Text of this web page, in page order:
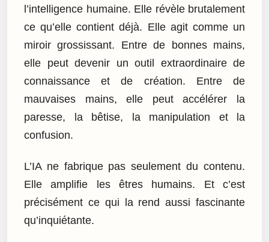
l’intelligence humaine. Elle révèle brutalement
ce qu’elle contient déjà. Elle agit comme un
miroir grossissant. Entre de bonnes mains,
elle peut devenir un outil extraordinaire de
connaissance et de création. Entre de
mauvaises mains, elle peut accélérer la
paresse, la bêtise, la manipulation et la
confusion.
L’IA ne fabrique pas seulement du contenu.
Elle amplifie les êtres humains. Et c’est
précisément ce qui la rend aussi fascinante
qu’inquiétante.